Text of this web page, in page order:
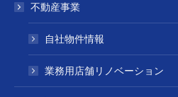
不動産事業
自社物件情報
業務用店舗リノベーション